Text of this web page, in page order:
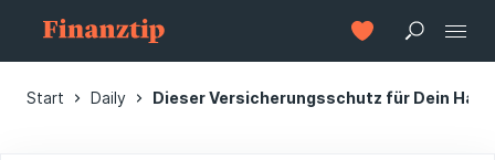
Start Daily Dieser Versicherungsschutz für Dein